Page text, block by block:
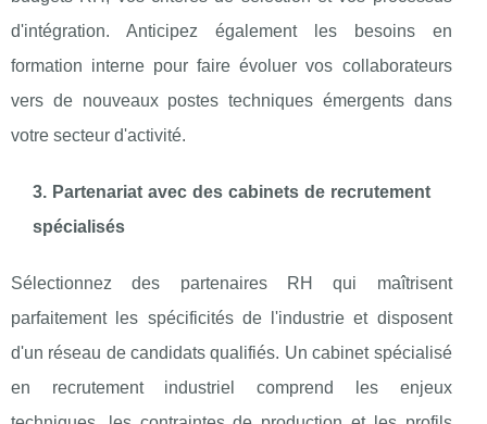
d'intégration. Anticipez également les besoins en
formation interne pour faire évoluer vos collaborateurs
vers de nouveaux postes techniques émergents dans
votre secteur d'activité.
3. Partenariat avec des cabinets de recrutement
spécialisés
Sélectionnez des partenaires RH qui maîtrisent
parfaitement les spécificités de l'industrie et disposent
d'un réseau de candidats qualifiés. Un cabinet spécialisé
en recrutement industriel comprend les enjeux